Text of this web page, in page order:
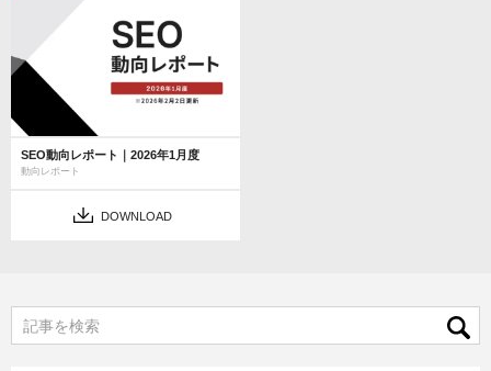
SEO動向レポート｜2026年1月度
動向レポート
DOWNLOAD